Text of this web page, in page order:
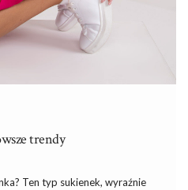
trendy
Ten typ sukienek, wyraźnie